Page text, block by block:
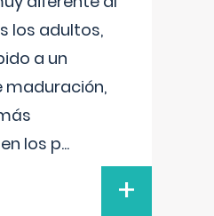
los adultos,
a un
maduración,
los p...
+